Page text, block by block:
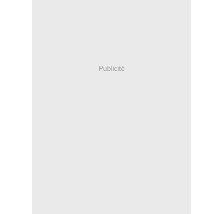
Publicité